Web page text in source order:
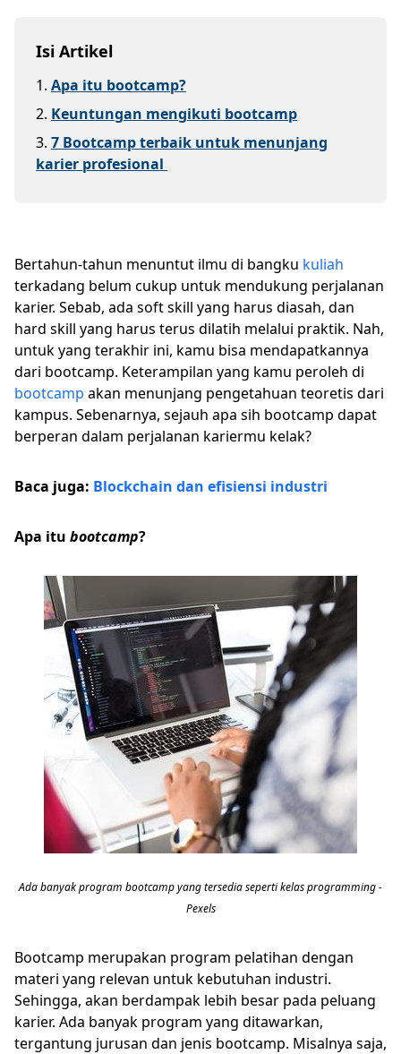
Isi Artikel
1. Apa itu bootcamp?
2. Keuntungan mengikuti bootcamp
3. 7 Bootcamp terbaik untuk menunjang
karier profesional
Bertahun-tahun menuntut ilmu di bangku kuliah
terkadang belum cukup untuk mendukung perjalanan
karier. Sebab, ada soft skill yang harus diasah, dan
hard skill yang harus terus dilatih melalui praktik. Nah,
untuk yang terakhir ini, kamu bisa mendapatkannya
dari bootcamp. Keterampilan yang kamu peroleh di
bootcamp akan menunjang pengetahuan teoretis dari
kampus. Sebenarnya, sejauh apa sih bootcamp dapat
berperan dalam perjalanan kariermu kelak?
Baca juga: Blockchain dan efisiensi industri
Apa itu bootcamp?
Ada banyak program bootcamp yang tersedia seperti kelas programming -
Pexels
Bootcamp merupakan program pelatihan dengan
materi yang relevan untuk kebutuhan industri.
Sehingga, akan berdampak lebih besar pada peluang
karier. Ada banyak program yang ditawarkan,
tergantung jurusan dan jenis bootcamp. Misalnya saja,